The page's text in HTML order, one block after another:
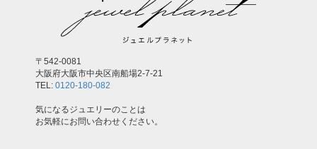
〒542-0081
大阪府大阪市中央区南船場2-7-21
TEL: 0120-180-082
気になるジュエリーのことは
お気軽にお問い合わせください。